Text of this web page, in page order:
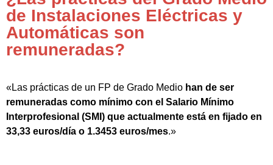
de Instalaciones Eléctricas y
Automáticas son
remuneradas?
«Las prácticas de un FP de Grado Medio han de ser
remuneradas como mínimo con el Salario Mínimo
Interprofesional (SMI) que actualmente está en fijado en
33,33 euros/día o 1.3453 euros/mes.»